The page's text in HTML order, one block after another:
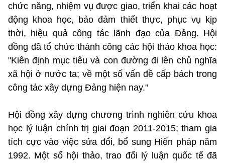
chức năng, nhiệm vụ được giao, triển khai các hoạt
động khoa học, bảo đảm thiết thực, phục vụ kịp
thời, hiệu quả công tác lãnh đạo của Đảng. Hội
đồng đã tổ chức thành công các hội thảo khoa học:
"Kiên định mục tiêu và con đường đi lên chủ nghĩa
xã hội ở nước ta; về một số vấn đề cấp bách trong
công tác xây dựng Đảng hiện nay.”
Hội đồng xây dựng chương trình nghiên cứu khoa
học lý luận chính trị giai đoạn 2011-2015; tham gia
tích cực vào việc sửa đổi, bổ sung Hiến pháp năm
1992. Một số hội thảo, trao đổi lý luận quốc tế đã